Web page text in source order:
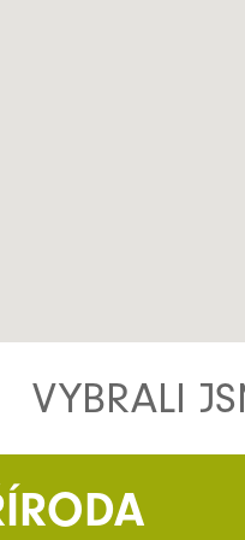
VYBRALI